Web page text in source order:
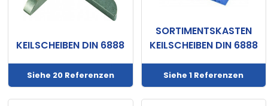
KEILSCHEIBEN DIN 6888
Siehe 20 Referenzen
SORTIMENTSKASTEN
KEILSCHEIBEN DIN 6888
Siehe 1 Referenzen